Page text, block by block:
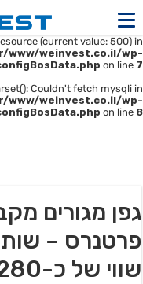
(HY000/1226): User
has exceeded the
(current value: 500) in
www/weinvest.co.il/wp-
on line 7
Couldn't fetch mysqli in
www/weinvest.co.il/wp-
on line 8
גפן מגורים
פרטנרס –
שווי של כ-280 מיליון שקל